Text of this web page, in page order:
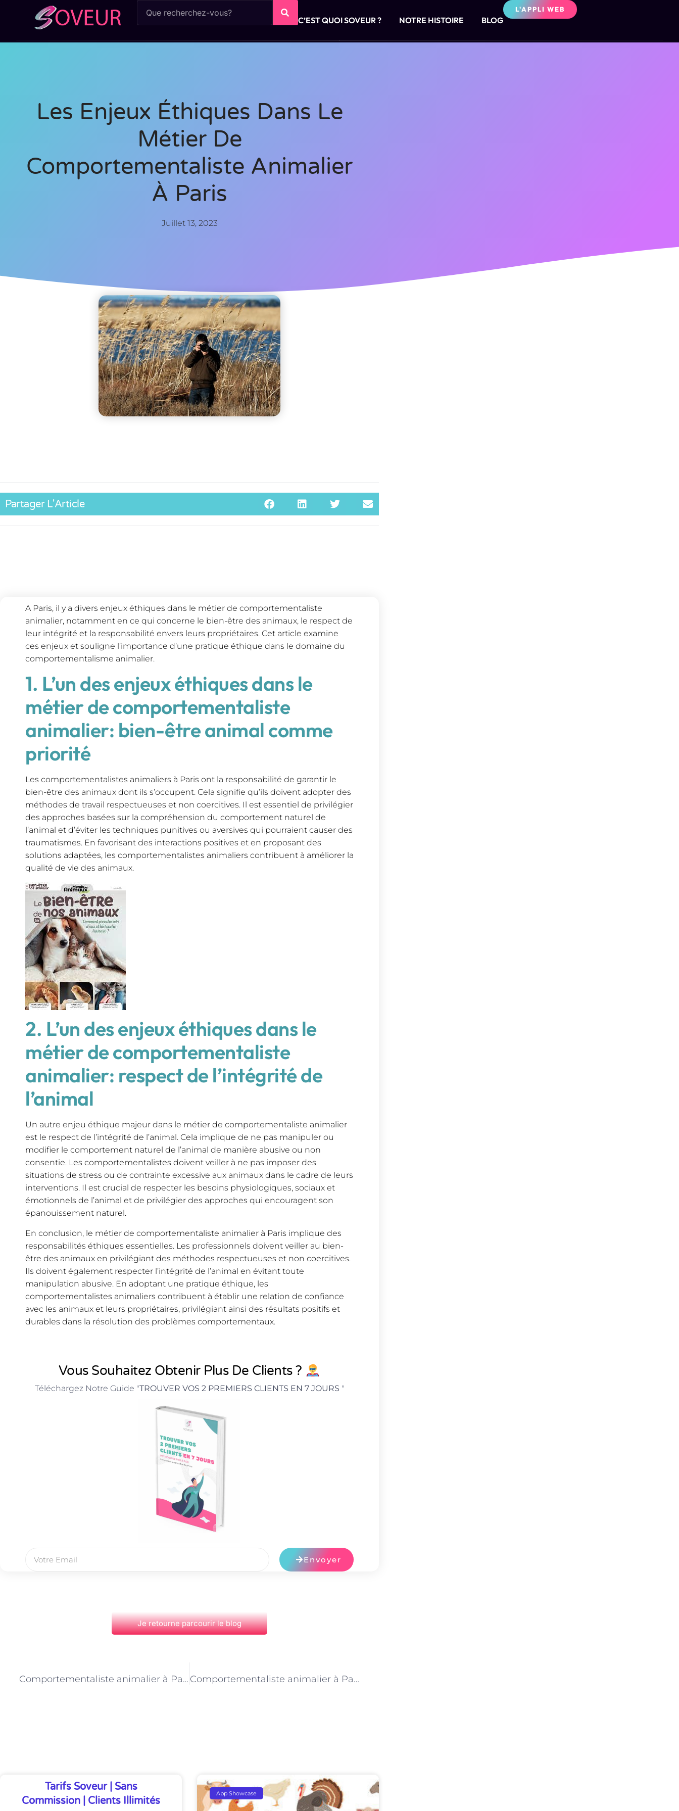
C’EST QUOI SOVEUR ? NOTRE HISTOIRE BLOG
L'APPLI WEB
Les Enjeux Éthiques Dans Le
Métier De
Comportementaliste Animalier
À Paris
Juillet 13, 2023
Partager L'Article
A Paris, il y a divers enjeux éthiques dans le métier de comportementaliste
animalier, notamment en ce qui concerne le bien-être des animaux, le respect de
leur intégrité et la responsabilité envers leurs propriétaires. Cet article examine
ces enjeux et souligne l’importance d’une pratique éthique dans le domaine du
comportementalisme animalier.
1. L’un des enjeux éthiques dans le
métier de comportementaliste
animalier: bien-être animal comme
priorité
Les comportementalistes animaliers à Paris ont la responsabilité de garantir le
bien-être des animaux dont ils s’occupent. Cela signifie qu’ils doivent adopter des
méthodes de travail respectueuses et non coercitives. Il est essentiel de privilégier
des approches basées sur la compréhension du comportement naturel de
l’animal et d’éviter les techniques punitives ou aversives qui pourraient causer des
traumatismes. En favorisant des interactions positives et en proposant des
solutions adaptées, les comportementalistes animaliers contribuent à améliorer la
qualité de vie des animaux.
2. L’un des enjeux éthiques dans le
métier de comportementaliste
animalier: respect de l’intégrité de
l’animal
Un autre enjeu éthique majeur dans le métier de comportementaliste animalier
est le respect de l’intégrité de l’animal. Cela implique de ne pas manipuler ou
modifier le comportement naturel de l’animal de manière abusive ou non
consentie. Les comportementalistes doivent veiller à ne pas imposer des
situations de stress ou de contrainte excessive aux animaux dans le cadre de leurs
interventions. Il est crucial de respecter les besoins physiologiques, sociaux et
émotionnels de l’animal et de privilégier des approches qui encouragent son
épanouissement naturel.
En conclusion, le métier de comportementaliste animalier à Paris implique des
responsabilités éthiques essentielles. Les professionnels doivent veiller au bien-
être des animaux en privilégiant des méthodes respectueuses et non coercitives.
Ils doivent également respecter l’intégrité de l’animal en évitant toute
manipulation abusive. En adoptant une pratique éthique, les
comportementalistes animaliers contribuent à établir une relation de confiance
avec les animaux et leurs propriétaires, privilégiant ainsi des résultats positifs et
durables dans la résolution des problèmes comportementaux.
Vous Souhaitez Obtenir Plus De Clients ?
Téléchargez Notre Guide "TROUVER VOS 2 PREMIERS CLIENTS EN 7 JOURS "
Envoyer
Je retourne parcourir le blog
Comportementaliste animalier à Paris : les troubles compulsifs chez les animaux de compagnie Comportementaliste animalier à Paris : une profession au cœur de la protection animale
Tarifs Soveur | Sans
Commission | Clients Illimités
App Showcase